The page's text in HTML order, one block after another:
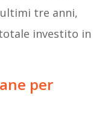
ultimi tre anni,
investito in
per